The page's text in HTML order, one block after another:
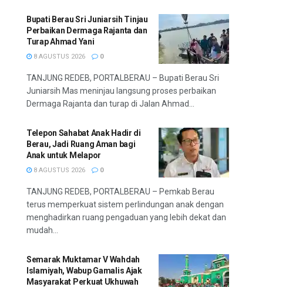
Bupati Berau Sri Juniarsih Tinjau
Perbaikan Dermaga Rajanta dan
Turap Ahmad Yani
8 AGUSTUS 2026 0
TANJUNG REDEB, PORTALBERAU – Bupati Berau Sri
Juniarsih Mas meninjau langsung proses perbaikan
Dermaga Rajanta dan turap di Jalan Ahmad...
Telepon Sahabat Anak Hadir di
Berau, Jadi Ruang Aman bagi
Anak untuk Melapor
8 AGUSTUS 2026 0
TANJUNG REDEB, PORTALBERAU – Pemkab Berau
terus memperkuat sistem perlindungan anak dengan
menghadirkan ruang pengaduan yang lebih dekat dan
mudah...
Semarak Muktamar V Wahdah
Islamiyah, Wabup Gamalis Ajak
Masyarakat Perkuat Ukhuwah